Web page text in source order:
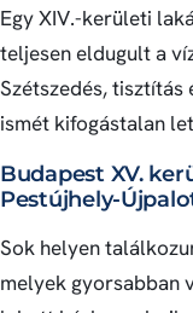
Egy XIV.-kerületi
teljesen eldugult a
Szétszedés,
ismét kifogástalan
Budapest XV.
Pestújhely-
Sok helyen
melyek gyorsabban